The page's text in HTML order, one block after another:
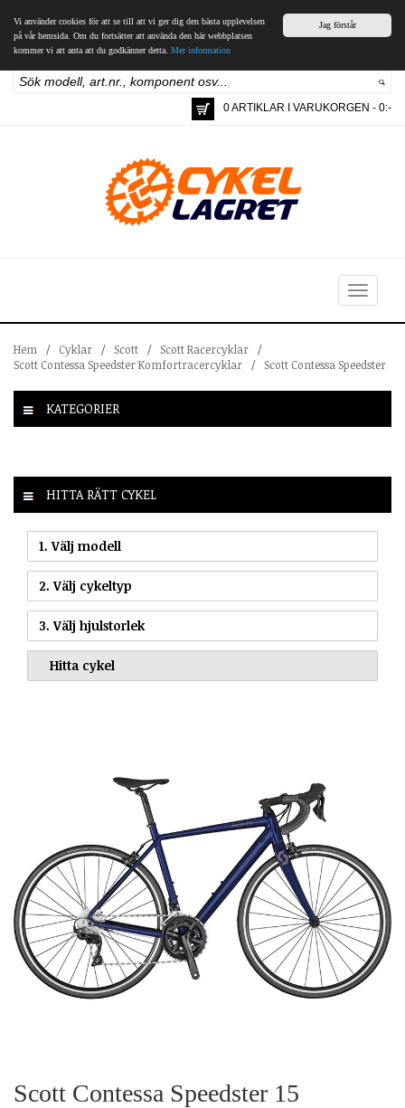
Jag förstår
Vi använder cookies för att se till att vi ger dig den bästa upplevelsen
på vår hemsida. Om du fortsätter att använda den här webbplatsen
kommer vi att anta att du godkänner detta. Mer information
0 ARTIKLAR I VARUKORGEN - 0:-
Toggle
navigation
Hem / Cyklar / Scott / Scott Racercyklar
/
Scott Contessa Speedster Komfortracercyklar
/ Scott Contessa Speedster
KATEGORIER
HITTA RÄTT CYKEL
1. Välj modell
2. Välj cykeltyp
3. Välj hjulstorlek
Scott Contessa Speedster 15